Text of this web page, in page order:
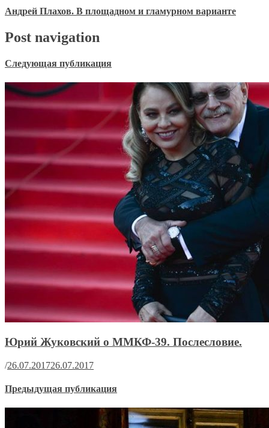
Андрей Плахов. В площадном и гламурном варианте
Post navigation
Следующая публикация
Юрий Жуковский о ММКФ-39. Послесловие.
/26.07.201726.07.2017
Предыдущая публикация